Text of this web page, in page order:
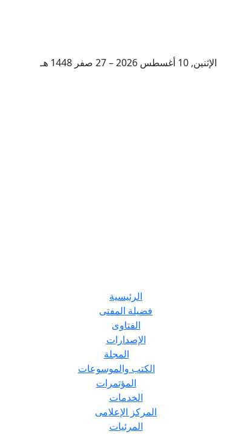
الإثنين, 10 أغسطس 2026 – 27 صفر 1448 هـ
الرئيسية
فضيلة المفتى
الفتاوى
الإصدارات
المجلة
الكتب والموسوعات
المؤتمرات
الخدمات
المركز الإعلامى
المرئيات